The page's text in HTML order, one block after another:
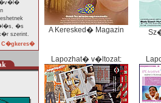
�s
szerint.
C�gkeres�
A Keresked� Magazin
Lapozhat� v�ltozat: